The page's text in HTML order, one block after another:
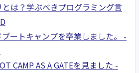
は？学ぶべきプログラミング言
ートキャンプを卒業しました。 -
CAMP AS A GATEを見ました -